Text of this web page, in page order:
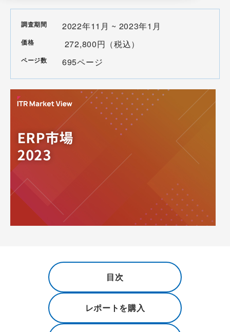
調査期間 2022年11月 ~ 2023年1月
価格 272,800円（税込）
ページ数 695ページ
目次
レポートを購入